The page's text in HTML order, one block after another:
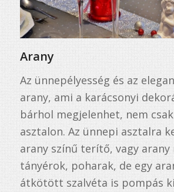
Arany
Az ünnepélyesség és az
arany, ami a karácsonyi
bárhol megjelenhet, nem
asztalon. Az ünnepi asztalra
arany színű terítő, vagy arany
tányérok, poharak, de egy
átkötött szalvéta is pompás